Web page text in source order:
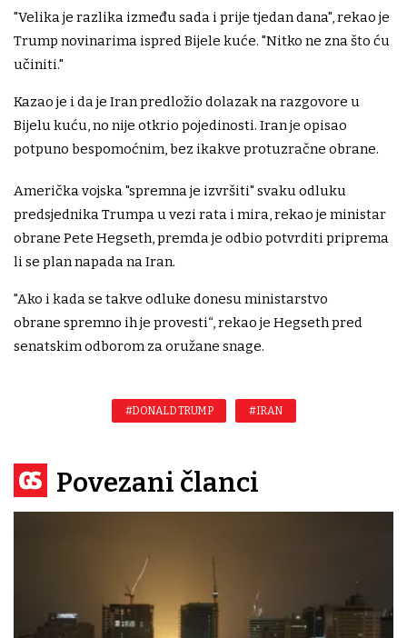
"Velika je razlika između sada i prije tjedan dana", rekao je
Trump novinarima ispred Bijele kuće. "Nitko ne zna što ću
učiniti."
Kazao je i da je Iran predložio dolazak na razgovore u
Bijelu kuću, no nije otkrio pojedinosti. Iran je opisao
potpuno bespomoćnim, bez ikakve protuzračne obrane.
Američka vojska "spremna je izvršiti" svaku odluku
predsjednika Trumpa u vezi rata i mira, rekao je ministar
obrane Pete Hegseth, premda je odbio potvrditi priprema
li se plan napada na Iran.
"Ako i kada se takve odluke donesu ministarstvo
obrane spremno ih je provesti“, rekao je Hegseth pred
senatskim odborom za oružane snage.
#DONALD TRUMP #IRAN
Povezani članci